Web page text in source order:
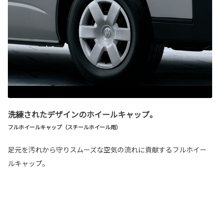
洗練されたデザインのホイールキャップ。
フルホイールキャップ（スチールホイール用）
足元を汚れから守りスムーズな空気の流れに貢献するフルホイー
ルキャップ。